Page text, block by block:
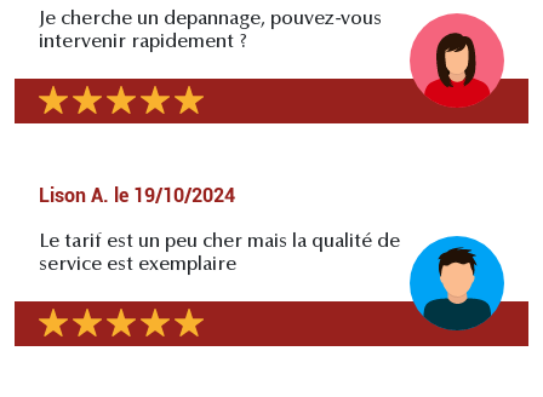
Je cherche un depannage, pouvez-vous
intervenir rapidement ?
Lison A. le 19/10/2024
Le tarif est un peu cher mais la qualité de
service est exemplaire